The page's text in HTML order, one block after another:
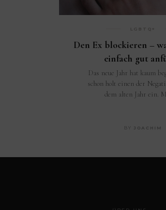
LGBTQ+
Den Ex blockieren –
einfach gut
Das neue Jahr hat kaum
schon holt einen der
dem alten Jahr ein.
BY JOACHIM